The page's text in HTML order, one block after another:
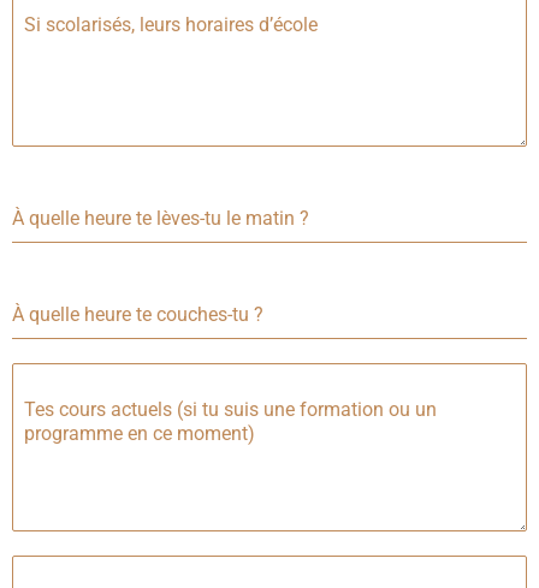
Si scolarisés, leurs horaires d’école
À quelle heure te lèves-tu le matin ?
À quelle heure te couches-tu ?
Tes cours actuels (si tu suis une formation ou un
programme en ce moment)